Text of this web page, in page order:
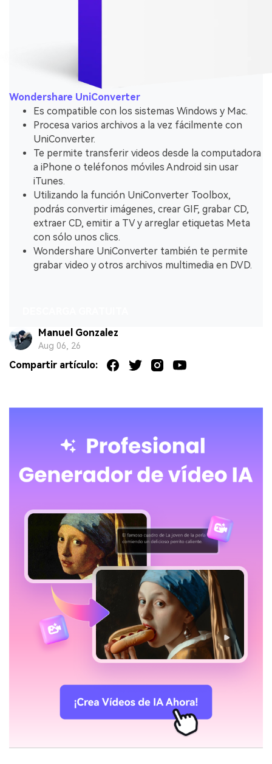
Wondershare UniConverter
Es compatible con los sistemas Windows y Mac.
Procesa varios archivos a la vez fácilmente con
UniConverter.
Te permite transferir videos desde la computadora
a iPhone o teléfonos móviles Android sin usar
iTunes.
Utilizando la función UniConverter Toolbox,
podrás convertir imágenes, crear GIF, grabar CD,
extraer CD, emitir a TV y arreglar etiquetas Meta
con sólo unos clics.
Wondershare UniConverter también te permite
grabar video y otros archivos multimedia en DVD.
Manuel Gonzalez
Aug 06, 26
Compartir artículo: